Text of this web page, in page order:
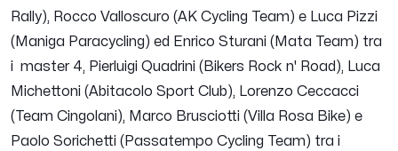
Rally), Rocco Valloscuro (AK Cycling Team) e Luca Pizzi
(Maniga Paracycling) ed Enrico Sturani (Mata Team) tra
i master 4, Pierluigi Quadrini (Bikers Rock n' Road), Luca
Michettoni (Abitacolo Sport Club), Lorenzo Ceccacci
(Team Cingolani), Marco Brusciotti (Villa Rosa Bike) e
Paolo Sorichetti (Passatempo Cycling Team) tra i